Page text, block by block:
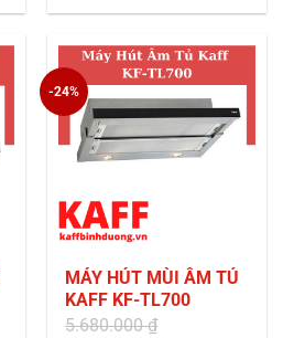
5.380.000 ₫.
tại
là:
3.700.000 ₫.
-24%
MÁY HÚT MÙI ÂM TỦ
KAFF KF-TL700
5.680.000₫